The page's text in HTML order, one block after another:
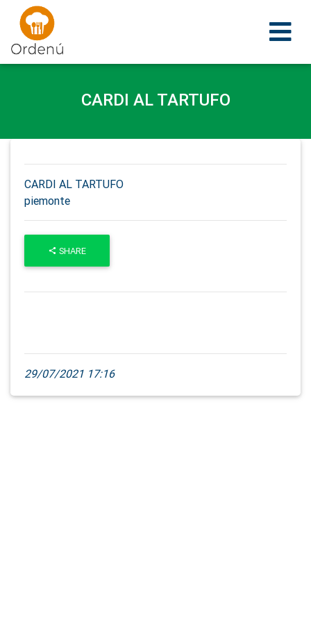
Ordenu
CARDI AL TARTUFO
CARDI AL TARTUFO
piemonte
SHARE
29/07/2021 17:16